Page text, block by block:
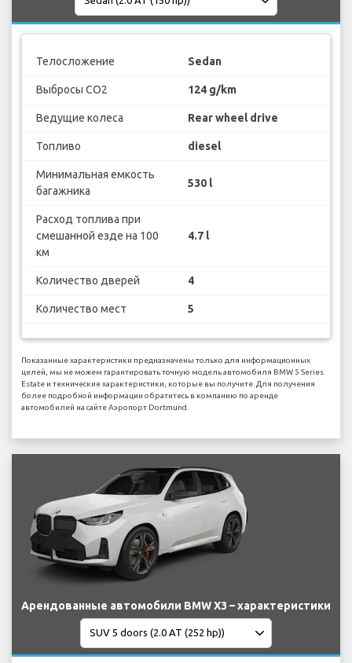
Телосложение Sedan
Выбросы CO2 124 g/km
Ведущие колеса Rear wheel drive
Топливо diesel
Минимальная емкость
багажника
530 l
Расход топлива при
смешанной езде на 100
км
4.7 l
Количество дверей 4
Количество мест 5
Показанные характеристики предназначены только для информационных
целей, мы не можем гарантировать точную модель автомобиля BMW 5 Series
Estate и технические характеристики, которые вы получите. Для получения
более подробной информации обратитесь в компанию по аренде
автомобилей на сайте Аэропорт Dortmund.
Арендованные автомобили BMW X3 – характеристики